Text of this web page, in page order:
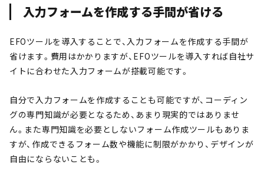
入力フォームを作成する手間が省ける
EFOツールを導入することで、入力フォームを作成する手間が
省けます。費用はかかりますが、EFOツールを導入すれば自社サ
イトに合わせた入力フォームが搭載可能です。
自分で入力フォームを作成することも可能ですが、コーディン
グの専門知識が必要となるため、あまり現実的ではありませ
ん。また専門知識を必要としないフォーム作成ツールもありま
すが、作成できるフォーム数や機能に制限がかかり、デザインが
自由にならないことも。